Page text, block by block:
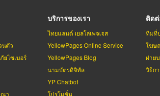
นตัว
ยไซเบอร์
ณา
บริการของเรา
ไทยแลนด์ เยลโล่เพจเจส
YellowPages Online Service
YellowPages Blog
นามบัตรดิจิทัล
YP Chatbot
โปรโมชั่น
ติดต่
ทีมที่
โฆษ
ฝ่าย
วิธีก